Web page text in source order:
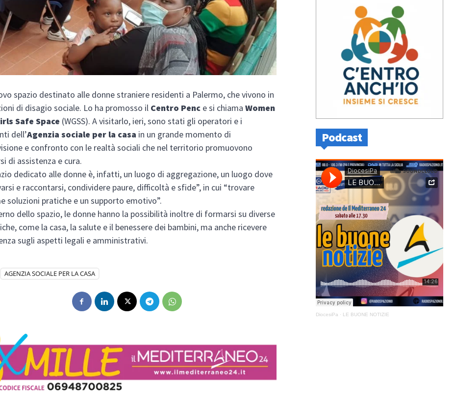
spazio destinato alle donne straniere residenti a Palermo, che vivono in
di disagio sociale. Lo ha promosso il Centro Penc e si chiamaWomen
Safe Space (WGSS). A visitarlo, ieri, sono stati gli operatori e i
dell’Agenzia sociale per la casa in un grande momento di
e confronto con le realtà sociali che nel territorio promuovono
di assistenza e cura.
dedicato alle donne è, infatti, un luogo di aggregazione, un luogo dove
e raccontarsi, condividere paure, difficoltà e sfide”, in cui “trovare
soluzioni pratiche e un supporto emotivo”.
dello spazio, le donne hanno la possibilità inoltre di formarsi su diverse
come la casa, la salute e il benessere dei bambini, ma anche ricevere
sugli aspetti legali e amministrativi.
AGENZIA SOCIALE PER LA CASA
Podcast
DiocesiPa · LE BUONE NOTIZIE